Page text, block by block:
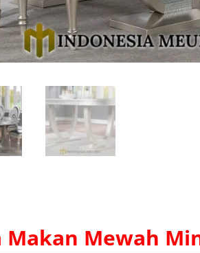
Makan Mewah